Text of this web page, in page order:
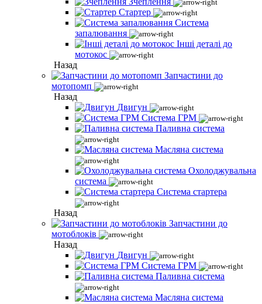
Стартер
Система
запалювання
Інші деталі до
мотокос
Назад
Запчастини до
мотопомп
Назад
Двигун
Система ГРМ
Паливна система
Масляна система
Охолоджувальна
система
Система стартера
Назад
Запчастини до
мотоблоків
Назад
Двигун
Система ГРМ
Паливна система
Масляна система